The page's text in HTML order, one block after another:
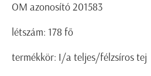
OM azonosító 201583
létszám: 178 fő
termékkör: I/a teljes/félzsíros tej